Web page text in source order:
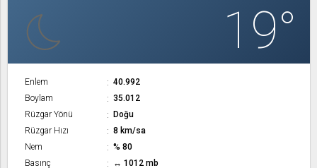
19°
Enlem
40.992
Boylam
35.012
Rüzgar Yönü
Doğu
Rüzgar Hızı
8 km/sa
Nem
% 80
Basınç
↔ 1012 mb